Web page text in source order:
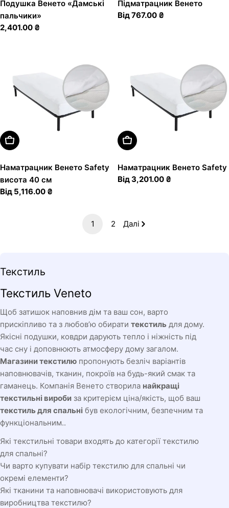
Подушка Венето «Дамські
пальчики»
Звичайна
2,401.00 ₴
Підматрацник Венето
Звичайна
Від 767.00 ₴
Оберіть Варіанти
Наматрацник Венето Safety
висота 40 см
Звичайна
Від 5,116.00 ₴
Оберіть Варіанти
Наматрацник Венето Safety
Звичайна
Від 3,201.00 ₴
1 2 Далі
К
л
е
к
ц
і
я
:
Текстиль
Текстиль Veneto
Щоб затишок наповнив дім та ваш сон, варто
прискіпливо та з любов’ю обирати текстиль для дому.
Якісні подушки, ковдри дарують тепло і ніжність під
час сну і доповнюють атмосферу дому загалом.
Магазини текстилю пропонують безліч варіантів
наповнювачів, тканин, покроїв на будь-який смак та
гаманець. Компанія Венето створила найкращі
текстильні вироби за критерієм ціна/якість, щоб ваш
текстиль для спальні був екологічним, безпечним та
функціональним..
Які текстильні товари входять до категорії текстилю
для спальні?
Чи варто купувати набір текстилю для спальні чи
окремі елементи?
Які тканини та наповнювачі використовують для
виробництва текстилю?